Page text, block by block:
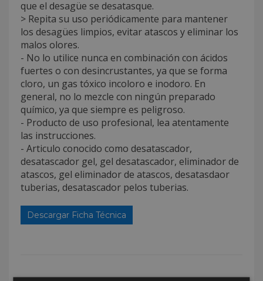
que el desagüe se desatasque.
> Repita su uso periódicamente para mantener
los desagües limpios, evitar atascos y eliminar los
malos olores.
- No lo utilice nunca en combinación con ácidos
fuertes o con desincrustantes, ya que se forma
cloro, un gas tóxico incoloro e inodoro. En
general, no lo mezcle con ningún preparado
químico, ya que siempre es peligroso.
- Producto de uso profesional, lea atentamente
las instrucciones.
- Articulo conocido como desatascador,
desatascador gel, gel desatascador, eliminador de
atascos, gel eliminador de atascos, desatasdaor
tuberias, desatascador pelos tuberias.
Descargar Ficha Técnica